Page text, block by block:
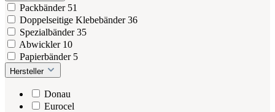
Packbänder 51
Doppelseitige Klebebänder36
Spezialbänder35
Abwickler 10
Papierbänder 5
Hersteller
Donau
Eurocel